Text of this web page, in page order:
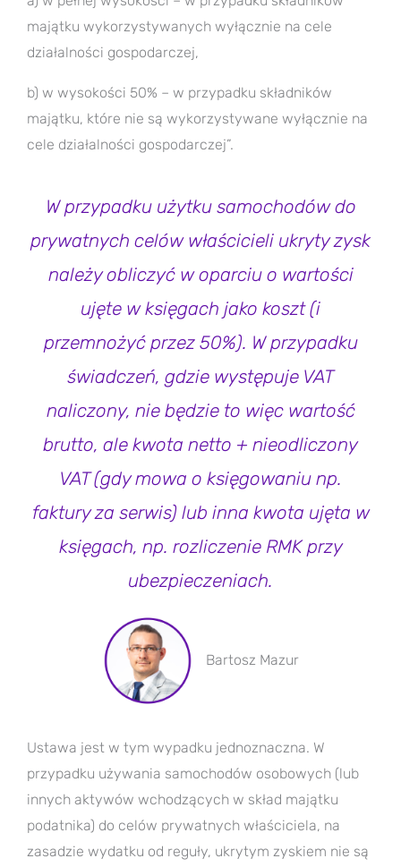
majątku wykorzystywanych wyłącznie na cele
działalności gospodarczej,
b) w wysokości 50% – w przypadku składników
majątku, które nie są wykorzystywane wyłącznie na
cele działalności gospodarczej”.
W przypadku użytku samochodów do
prywatnych celów właścicieli ukryty zysk
należy obliczyć w oparciu o wartości
ujęte w księgach jako koszt (i
przemnożyć przez 50%). W przypadku
świadczeń, gdzie występuje VAT
naliczony, nie będzie to więc wartość
brutto, ale kwota netto + nieodliczony
VAT (gdy mowa o księgowaniu np.
faktury za serwis) lub inna kwota ujęta w
księgach, np. rozliczenie RMK przy
ubezpieczeniach.
Bartosz Mazur
Ustawa jest w tym wypadku jednoznaczna. W
przypadku używania samochodów osobowych (lub
innych aktywów wchodzących w skład majątku
podatnika) do celów prywatnych właściciela, na
zasadzie wydatku od reguły, ukrytym zyskiem nie są